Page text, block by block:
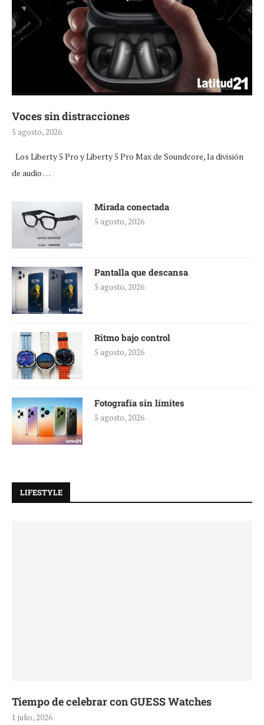
Voces sin distracciones
5 agosto, 2026
Los Liberty 5 Pro y Liberty 5 Pro Max de Soundcore, la división
de audio …
Mirada conectada
5 agosto, 2026
Pantalla que descansa
5 agosto, 2026
Ritmo bajo control
5 agosto, 2026
Fotografía sin límites
5 agosto, 2026
LIFESTYLE
Tiempo de celebrar con GUESS Watches
1 julio, 2026